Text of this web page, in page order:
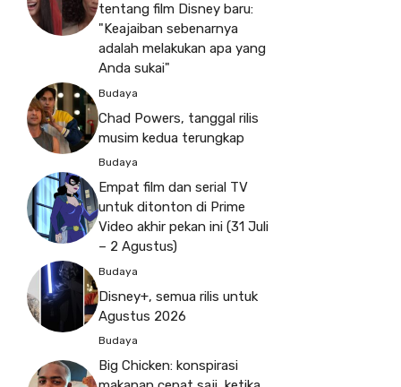
tentang film Disney baru:
"Keajaiban sebenarnya
adalah melakukan apa yang
Anda sukai"
Budaya
Chad Powers, tanggal rilis
musim kedua terungkap
Budaya
Empat film dan serial TV
untuk ditonton di Prime
Video akhir pekan ini (31 Juli
– 2 Agustus)
Budaya
Disney+, semua rilis untuk
Agustus 2026
Budaya
Big Chicken: konspirasi